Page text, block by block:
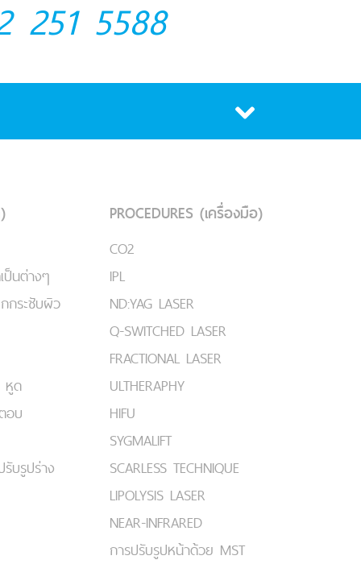
251 5588
นต่างๆ
ระชับผิว
หูด
อบ
บรูปร่าง
PROCEDURES (เครื่องมือ)
CO2
IPL
ND:YAG LASER
Q-SWITCHED LASER
FRACTIONAL LASER
ULTHERAPHY
HIFU
SYGMALIFT
SCARLESS TECHNIQUE
LIPOLYSIS LASER
NEAR-INFRARED
การปรับรูปหน้าด้วย MST